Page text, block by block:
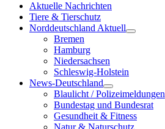
Aktuelle Nachrichten
Tiere & Tierschutz
Norddeutschland Aktuell
Bremen
Hamburg
Niedersachsen
Schleswig-Holstein
News-Deutschland
Blaulicht / Polizeimeldungen
Bundestag und Bundesrat
Gesundheit & Fitness
Natur & Naturschutz